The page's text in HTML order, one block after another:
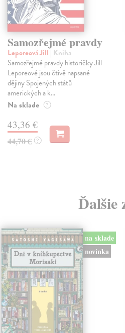
Samozřejmé pravdy
Leporeová Jill | Kniha
Samozřejmé pravdy historičky Jill
Leporeové jsou čtivě napsané
dějiny Spojených států
amerických a k...
Na sklade ?
43,36 €
44,70 € ?
Ďalšie
na sklade
novinka